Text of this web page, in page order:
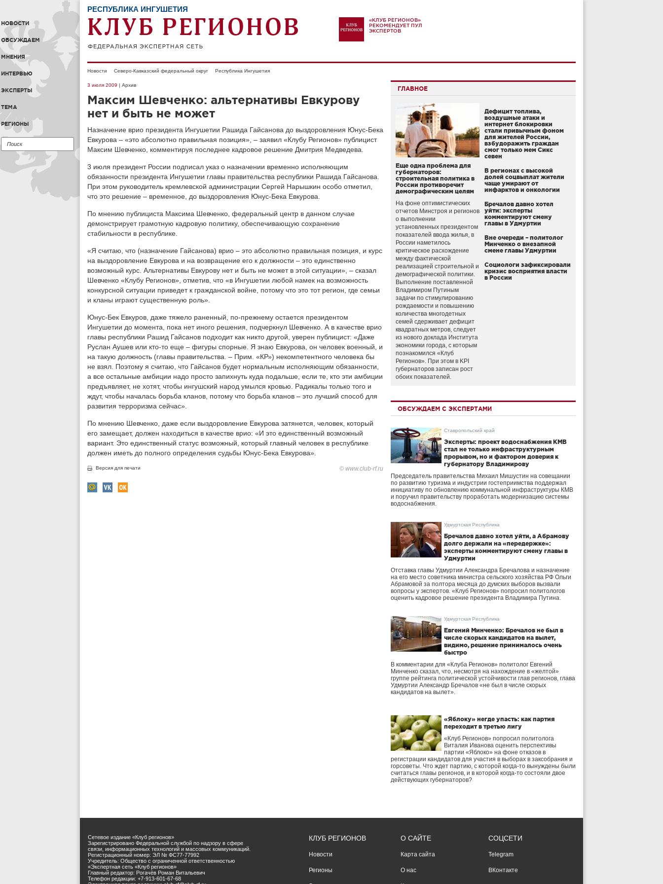
НОВОСТИ
ОБСУЖДАЕМ
МНЕНИЯ
ИНТЕРВЬЮ
ЭКСПЕРТЫ
ТЕМА
РЕГИОНЫ
РЕСПУБЛИКА ИНГУШЕТИЯ
«КЛУБ РЕГИОНОВ»
РЕКОМЕНДУЕТ ПУЛ
ЭКСПЕРТОВ
Новости Северо-Кавказский федеральный округ Республика Ингушетия
3 июля 2009 | Архив
Максим Шевченко: альтернативы Евкурову
нет и быть не может
Назначение врио президента Ингушетии Рашида Гайсанова до выздоровления Юнус-Бека
Евкурова – «это абсолютно правильная позиция», – заявил «Клубу Регионов» публицист
Максим Шевченко, комментируя последнее кадровое решение Дмитрия Медведева.
3 июля президент России подписал указ о назначении временно исполняющим
обязанности президента Ингушетии главы правительства республики Рашида Гайсанова.
При этом руководитель кремлевской администрации Сергей Нарышкин особо отметил,
что это решение – временное, до выздоровления Юнус-Бека Евкурова.
По мнению публициста Максима Шевченко, федеральный центр в данном случае
демонстрирует грамотную кадровую политику, обеспечивающую сохранение
стабильности в республике.
«Я считаю, что (назначение Гайсанова) врио – это абсолютно правильная позиция, и курс
на выздоровление Евкурова и на возвращение его к должности – это единственно
возможный курс. Альтернативы Евкурову нет и быть не может в этой ситуации», – сказал
Шевченко «Клубу Регионов», отметив, что «в Ингушетии любой намек на возможность
конкурсной ситуации приведет к гражданской войне, потому что это тот регион, где семьи
и кланы играют существенную роль».
Юнус-Бек Евкуров, даже тяжело раненный, по-прежнему остается президентом
Ингушетии до момента, пока нет иного решения, подчеркнул Шевченко. А в качестве врио
главы республики Рашид Гайсанов подходит как никто другой, уверен публицист: «Даже
Руслан Аушев или кто-то еще – фигуры спорные. Я знаю Евкурова, он человек военный, и
на такую должность (главы правительства. – Прим. «КР») некомпетентного человека бы
не взял. Поэтому я считаю, что Гайсанов будет нормальным исполняющим обязанности,
а все остальные амбиции надо просто запихнуть куда подальше, если те, кто эти амбиции
предъявляет, не хотят, чтобы ингушский народ умылся кровью. Радикалы только того и
ждут, чтобы началась борьба кланов, потому что борьба кланов – это лучший способ для
развития терроризма сейчас».
По мнению Шевченко, даже если выздоровление Евкурова затянется, человек, который
его замещает, должен находиться в качестве врио: «И это единственный возможный
вариант. Это единственный статус возможный, который главный человек в республике
должен иметь до полного определения судьбы Юнус-Бека Евкурова».
Версия для печати © www.club-rf.ru
ГЛАВНОЕ
Еще одна проблема для
губернаторов:
строительная политика в
России противоречит
демографическим целям
На фоне оптимистических
отчетов Минстроя и регионов
о выполнении
установленных президентом
показателей ввода жилья, в
России наметилось
критическое расхождение
между фактической
реализацией строительной и
демографической политики.
Выполнение поставленной
Владимиром Путиным
задачи по стимулированию
рождаемости и повышению
количества многодетных
семей сдерживает дефицит
квадратных метров, следует
из нового доклада Института
экономики города, с которым
познакомился «Клуб
Регионов». При этом в KPI
губернаторов записан рост
обоих показателей.
Дефицит топлива,
воздушные атаки и
интернет блокировки
стали привычным фоном
для жителей России,
взбудоражить граждан
смог только мем Сикс
севен
В регионах с высокой
долей соцвыплат жители
чаще умирают от
инфарктов и онкологии
Бречалов давно хотел
уйти: эксперты
комментируют смену
главы в Удмуртии
Вне очереди – политолог
Минченко о внезапной
смене главы Удмуртии
Социологи зафиксировали
кризис восприятия власти
в России
ОБСУЖДАЕМ С ЭКСПЕРТАМИ
Ставропольский край
Эксперты: проект водоснабжения КМВ
стал не только инфраструктурным
прорывом, но и фактором доверия к
губернатору Владимирову
Председатель правительства Михаил Мишустин на совещании
по развитию туризма и индустрии гостеприимства поддержал
инициативу по обновлению коммунальной инфраструктуры КМВ
и поручил правительству проработать модернизацию системы
водоснабжения.
Удмуртская Республика
Бречалов давно хотел уйти, а Абрамову
долго держали на «передержке»:
эксперты комментируют смену главы в
Удмуртии
Отставка главы Удмуртии Александра Бречалова и назначение
на его место советника министра сельского хозяйства РФ Ольги
Абрамовой за полтора месяца до думских выборов вызвали
вопросы у экспертов. «Клуб Регионов» попросил политологов
оценить кадровое решение президента Владимира Путина.
Удмуртская Республика
Евгений Минченко: Бречалов не был в
числе скорых кандидатов на вылет,
видимо, решение принималось очень
быстро
В комментарии для «Клуба Регионов» политолог Евгений
Минченко сказал, что, несмотря на нахождение в «желтой»
группе рейтинга политической устойчивости глав регионов, глава
Удмуртии Александр Бречалов «не был в числе скорых
кандидатов на вылет».
«Яблоку» негде упасть: как партия
переходит в третью лигу
«Клуб Регионов» попросил политолога
Виталия Иванова оценить перспективы
партии «Яблоко» на фоне отказов в
регистрации кандидатов для участия в выборах в заксобрания и
горсоветы. Что ждет партию, с которой когда-то вынуждены были
считаться главы регионов, и в которой когда-то состояли двое
действующих губернаторов?
Сетевое издание «Клуб регионов»
Зарегистрировано Федеральной службой по надзору в сфере
связи, информационных технологий и массовых коммуникаций.
Регистрационный номер: ЭЛ № ФС77-77992
Учредитель: Общество с ограниченной ответственностью
«Экспертная сеть «Клуб регионов»
Главный редактор: Рогачёв Роман Витальевич
Телефон редакции: +7-913-601-67-68
КЛУБ РЕГИОНОВ
Новости
Регионы
О САЙТЕ
Карта сайта
О нас
СОЦСЕТИ
Telegram
ВКонтакте